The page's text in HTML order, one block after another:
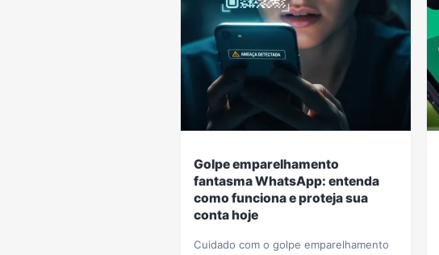
Golpe emparelhamento
fantasma WhatsApp: entenda
como funciona e proteja sua
conta hoje
Cuidado com o golpe emparelhamento